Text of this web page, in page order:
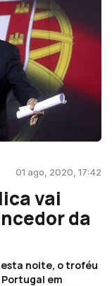
01 ago, 2020, 17:42
vai
da
esta noite, o troféu
em